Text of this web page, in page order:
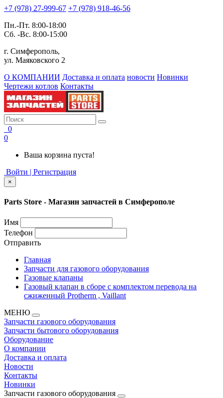
+7 (978) 27-999-67 +7 (978) 918-46-56
Пн.-Пт. 8:00-18:00
Сб. -Вс. 8:00-15:00
г. Симферополь,
ул. Маяковского 2
О КОМПАНИИ Доставка и оплата новости Новинки
Чертежи котлов Контакты
0
0
Ваша корзина пуста!
Войти | Регистрация
×
Parts Store - Магазин запчастей в Симферополе
Имя
Телефон
Отправить
Главная
Запчасти для газового оборудования
Газовые клапаны
Газовый клапан в сборе с комплектом перевода на
сжиженный Protherm , Vaillant
МЕНЮ
Запчасти газового оборудования
Запчасти бытового оборудования
Оборудование
О компании
Доставка и оплата
Новости
Контакты
Новинки
Запчасти газового оборудования